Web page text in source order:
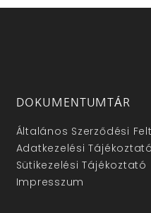
DOKUMENTUMTÁR
Általános Szerződési
Adatkezelési Tájékoztató
Sütikezelési Tájékoztató
Impresszum